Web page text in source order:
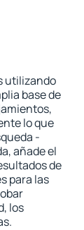
utilizando
base de
lo que
-
añade el
de
para las
los